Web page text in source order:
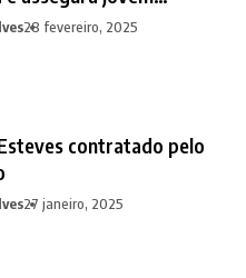
em contrapartida
28 fevereiro, 2025
contratado pelo
27 janeiro, 2025